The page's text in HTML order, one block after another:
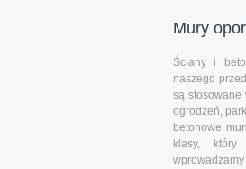
Mury
Ściany i
naszego
są stosowane
ogrodzeń,
betonowe
klasy, który